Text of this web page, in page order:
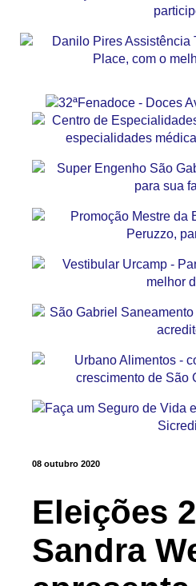
08 outubro 2020
Eleições
Sandra